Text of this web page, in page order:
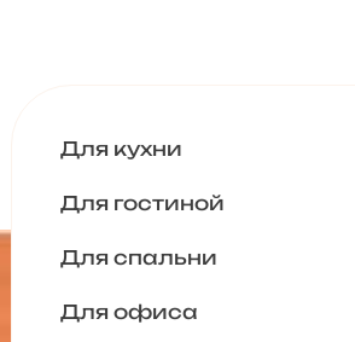
Для кухни
Для гостиной
Для спальни
Для офиса